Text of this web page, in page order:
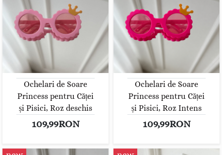
Ochelari de Soare
Princess pentru Căței
și Pisici, Roz deschis
109,99RON
Ochelari de Soare
Princess pentru Căței
și Pisici, Roz Intens
109,99RON